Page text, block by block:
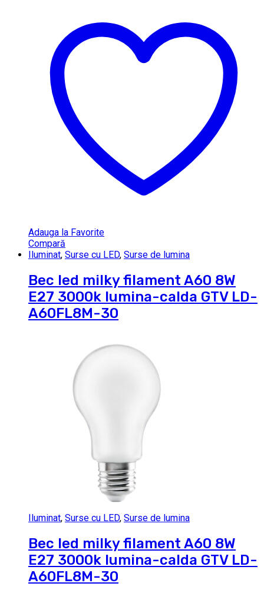
Adauga la Favorite
Compară
Iluminat, Surse cu LED, Surse de lumina
Bec led milky filament A60 8W
E27 3000k lumina-calda GTV LD-
A60FL8M-30
Iluminat, Surse cu LED, Surse de lumina
Bec led milky filament A60 8W
E27 3000k lumina-calda GTV LD-
A60FL8M-30